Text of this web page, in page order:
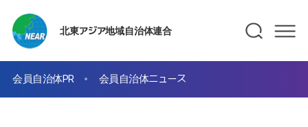
北東アジア地域自治体連合
会員自治体PR 会員自治体ニュース